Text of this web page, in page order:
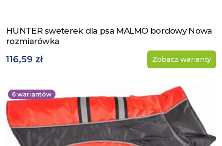
Zobacz produkt
HUNTER sweterek dla psa MALMO bordowy Nowa
rozmiarówka
116,59 zł Zobacz warianty
6 wariantów